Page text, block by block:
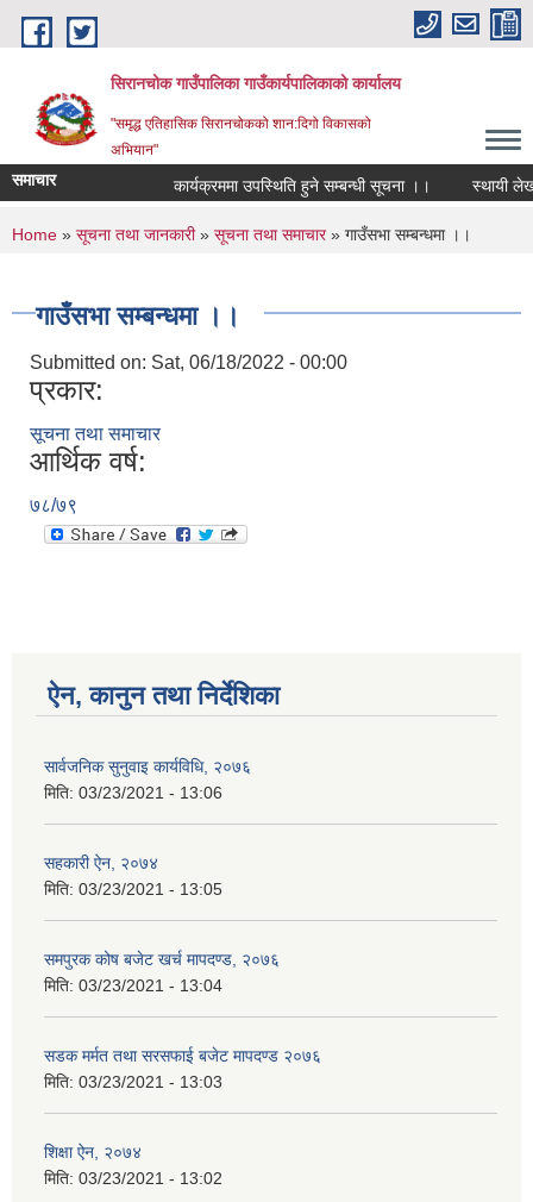
Skip to main content
सिरानचोक गाउँपालिका गाउँकार्यपालिकाको कार्यालय
"समृद्ध एतिहासिक सिरानचोकको शान:दिगो विकासको
अभियान"
समाचार कार्यक्रममा उपस्थिति हुने सम्बन्धी सूचना ।। स्थायी लेखा
You are here
Home » सूचना तथा जानकारी» सूचना तथा समाचार» गाउँसभा सम्बन्धमा ।।
गाउँसभा सम्बन्धमा ।।
Submitted on: Sat, 06/18/2022 - 00:00
प्रकार:
सूचना तथा समाचार
आर्थिक वर्ष:
७८/७९
ऐन, कानुन तथा निर्देशिका
सार्वजनिक सुनुवाइ कार्यविधि, २०७६
मिति: 03/23/2021 - 13:06
सहकारी ऐन, २०७४
मिति: 03/23/2021 - 13:05
समपुरक कोष बजेट खर्च मापदण्ड, २०७६
मिति: 03/23/2021 - 13:04
सडक मर्मत तथा सरसफाई बजेट मापदण्ड २०७६
मिति: 03/23/2021 - 13:03
शिक्षा ऐन, २०७४
मिति: 03/23/2021 - 13:02